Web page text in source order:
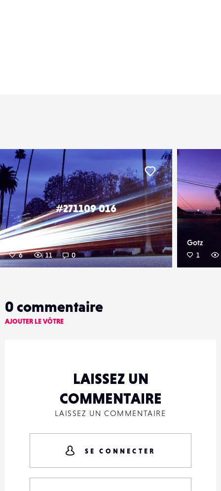
#271109 016
6 11 0
Liker
Gotz
1
0 commentaire
AJOUTER LE VÔTRE
LAISSEZ UN
COMMENTAIRE
LAISSEZ UN COMMENTAIRE
SE CONNECTER